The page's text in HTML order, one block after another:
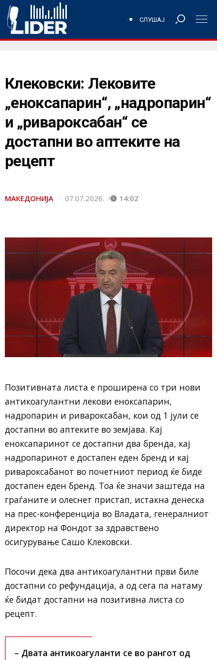
СЛУШАЈ
Клековски: Лековите
„еноксапарин“, „надропарин“
и „ривароксабан“ се
достапни во аптеките на
рецепт
МАКЕДОНИЈА 07.07.2026. 14:02
Позитивната листа е проширена со три нови
антикоагулантни лекови еноксапарин,
надропарин и ривароксабан, кои од 1 јули се
достапни во аптеките во земјава. Кај
еноксапаринот се достапни два бренда, кај
надропаринот е достапен еден бренд и кај
ривароксабанот во почетниот период ќе биде
достапен еден бренд. Тоа ќе значи заштеда на
граѓаните и олеснет пристап, истакна денеска
на прес-конференција во Владата, генералниот
директор на Фондот за здравствено
осигурување Сашо Клековски.
Посочи дека два антикоагулантни први биле
достапни со рефундација, а од сега па натаму
ќе бидат достапни на позитивна листа со
рецепт.
– Двата антикоагуланти се во рангот од